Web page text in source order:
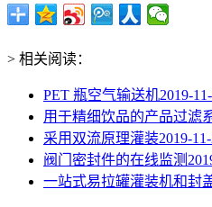
> 相关阅读：
PET 瓶空气输送机2019-
用于精细饮品的产品过滤
采用双流原理灌装2019-
阀门密封件的在线监测
一站式易拉罐灌装机和封